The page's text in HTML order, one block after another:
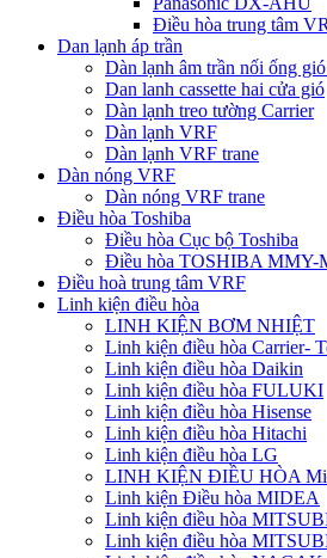
Điều hòa trung tâm
Dan lạnh áp trần
Dàn lạnh âm trần nối ống
Dan lanh cassette hai cửa gió
Dàn lạnh treo tường Carrier
Dàn lạnh VRF
Dàn lạnh VRF trane
Dàn nóng VRF
Dàn nóng VRF trane
Điều hòa Toshiba
Điều hòa Cục bộ Toshiba
Điều hòa TOSHIBA MMY-
Điều hoà trung tâm VRF
Linh kiện điều hòa
LINH KIỆN BƠM NHIỆT
Linh kiện điều hòa Carrier-
Linh kiện điều hòa Daikin
Linh kiện điều hòa FULUKI
Linh kiện điều hòa Hisense
Linh kiện điều hòa Hitachi
Linh kiện điều hòa LG
LINH KIỆN ĐIỀU HÒA
Linh kiện Điều hòa MIDEA
Linh kiện điều hòa
Linh kiện điều hòa